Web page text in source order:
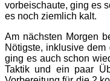
vorbeischaute, ging es
es noch ziemlich kalt.
Am nächsten Morgen
Nötigste, inklusive
ging es auch schon
Taktik und ein paar